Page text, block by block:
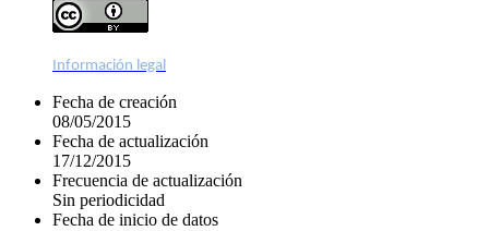
Información legal
Fecha de creación
08/05/2015
Fecha de actualización
17/12/2015
Frecuencia de actualización
Sin periodicidad
Fecha de inicio de datos